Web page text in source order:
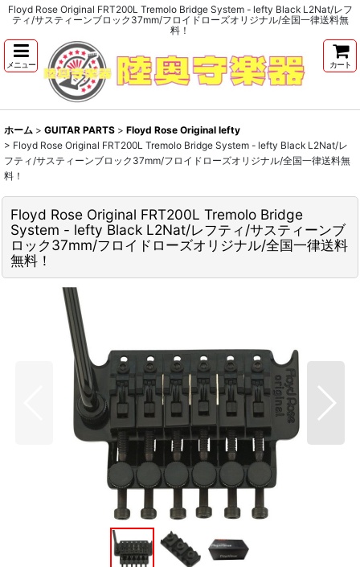
Floyd Rose Original FRT200L Tremolo Bridge System - lefty Black L2Nat/レフ
ティ/サスティーンブロック37mm/フロイドローズオリジナル/全国一律送料無
料！
メニュー カート
ホーム > GUITAR PARTS > Floyd Rose Original lefty
> Floyd Rose Original FRT200L Tremolo Bridge System - lefty Black L2Nat/レ
フティ/サスティーンブロック37mm/フロイドローズオリジナル/全国一律送料無
料！
Floyd Rose Original FRT200L Tremolo Bridge
System - lefty Black L2Nat/レフティ/サスティーンブ
ロック37mm/フロイドローズオリジナル/全国一律送料
無料！